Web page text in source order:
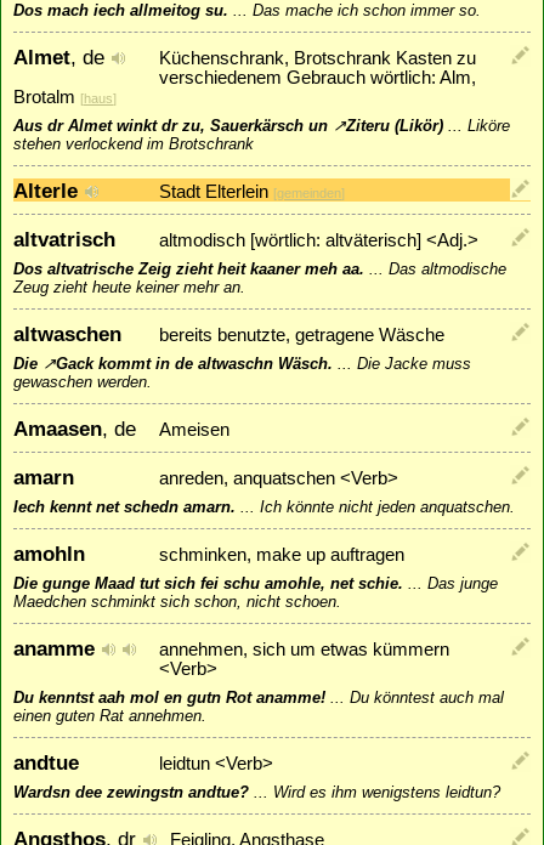
Dos mach iech allmeitog su. ... Das mache ich schon immer so.
Almet, de
Küchenschrank, Brotschrank Kasten zu
verschiedenem Gebrauch wörtlich: Alm,
Brotalm [haus]
Aus dr Almet winkt dr zu, Sauerkärsch un ↗Ziteru (Likör) ... Liköre
stehen verlockend im Brotschrank
Alterle Stadt Elterlein [gemeinden]
altvatrisch altmodisch [wörtlich: altväterisch] <Adj.>
Dos altvatrische Zeig zieht heit kaaner meh aa. ... Das altmodische
Zeug zieht heute keiner mehr an.
altwaschen bereits benutzte, getragene Wäsche
Die ↗Gackkommt in de altwaschn Wäsch. ... Die Jacke muss
gewaschen werden.
Amaasen, de Ameisen
amarn anreden, anquatschen <Verb>
Iech kennt net schedn amarn. ... Ich könnte nicht jeden anquatschen.
amohln schminken, make up auftragen
Die gunge Maad tut sich fei schu amohle, net schie. ... Das junge
Maedchen schminkt sich schon, nicht schoen.
anamme
annehmen, sich um etwas kümmern
<Verb>
Du kenntst aah mol en gutn Rot anamme! ... Du könntest auch mal
einen guten Rat annehmen.
andtue leidtun <Verb>
Wardsn dee zewingstn andtue? ... Wird es ihm wenigstens leidtun?
Angsthos, dr Feigling, Angsthase